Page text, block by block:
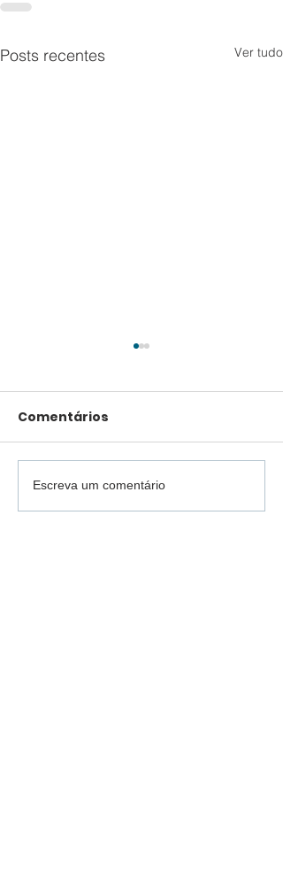
Posts recentes Ver tudo
De quase eliminados
ao topo: Entre
Comentários
Escreva um comentário